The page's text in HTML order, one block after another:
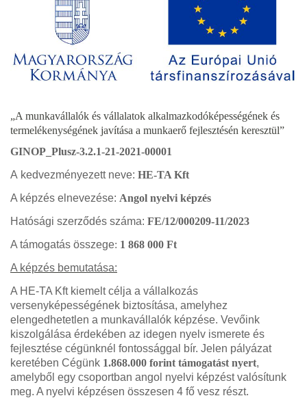
„A munkavállalók és vállalatok alkalmazkodóképességének és
termelékenységének javítása a munkaerő fejlesztésén keresztül”
GINOP_Plusz-3.2.1-21-2021-00001
A kedvezményezett neve: HE-TA Kft
A képzés elnevezése: Angol nyelvi képzés
Hatósági szerződés száma: FE/12/000209-11/2023
A támogatás összege: 1 868 000 Ft
A képzés bemutatása:
A HE-TA Kft kiemelt célja a vállalkozás
versenyképességének biztosítása, amelyhez
elengedhetetlen a munkavállalók képzése. Vevőink
kiszolgálása érdekében az idegen nyelv ismerete és
fejlesztése cégünknél fontossággal bír. Jelen pályázat
keretében Cégünk 1.868.000 forint támogatást nyert,
amelyből egy csoportban angol nyelvi képzést valósítunk
meg. A nyelvi képzésen összesen 4 fő vesz részt.